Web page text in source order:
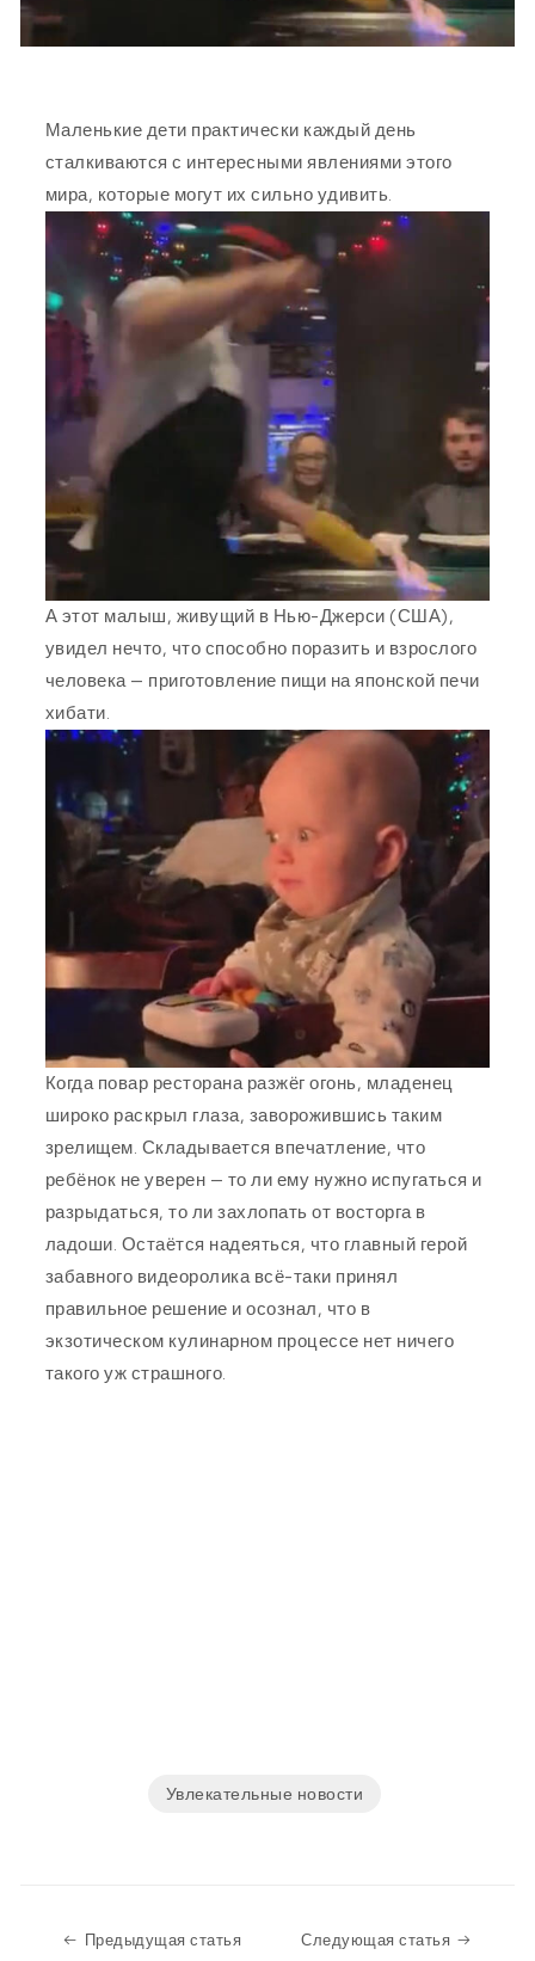
Маленькие дети практически каждый день
сталкиваются с интересными явлениями этого
мира, которые могут их сильно удивить.
А этот малыш, живущий в Нью-Джерси (США),
увидел нечто, что способно поразить и взрослого
человека — приготовление пищи на японской печи
хибати.
Когда повар ресторана разжёг огонь, младенец
широко раскрыл глаза, заворожившись таким
зрелищем. Складывается впечатление, что
ребёнок не уверен — то ли ему нужно испугаться и
разрыдаться, то ли захлопать от восторга в
ладоши. Остаётся надеяться, что главный герой
забавного видеоролика всё-таки принял
правильное решение и осознал, что в
экзотическом кулинарном процессе нет ничего
такого уж страшного.
Увлекательные новости
Предыдущая статьяПредыдущая статья
Следующая статья